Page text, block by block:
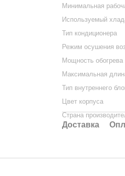
Минимальная
Используемый
Тип кондиционера
Режим осушения
Мощность обогрева
Максимальная
Тип внутреннего
Цвет корпуса
Страна
Доставка